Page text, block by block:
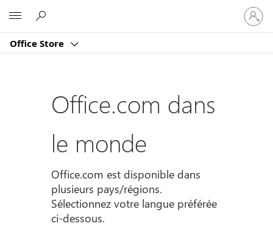
Office Store
vous
à
compte
Office.com dans
le monde
Office.com est disponible dans
plusieurs pays/régions.
Sélectionnez votre langue préférée
ci-dessous.